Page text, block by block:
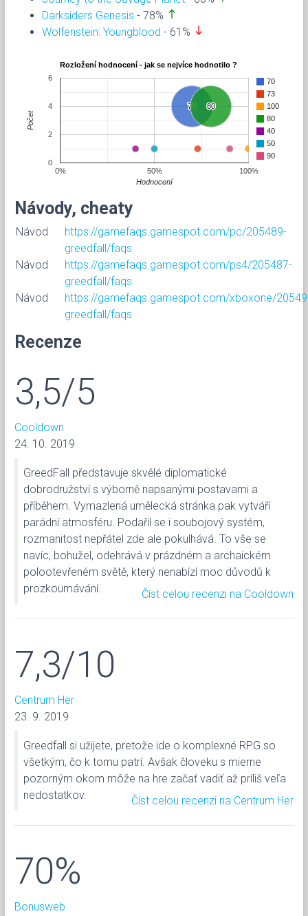
Darksiders Genesis - 78% north
Wolfenstein: Youngblood - 61% south
Rozložení hodnocení - jak se nejvíce hodnotilo ?
70
73
100
80
40
50
90
70
70 80
80
0% 50% 100%
0
2
4
6
Hodnocení
Počet
Návody, cheaty
Návod
https://gamefaqs.gamespot.com/pc/205489-
greedfall/faqs
Návod
https://gamefaqs.gamespot.com/ps4/205487-
greedfall/faqs
Návod
https://gamefaqs.gamespot.com/xboxone/
greedfall/faqs
Recenze
3,5/5
Cooldown
24. 10. 2019
GreedFall představuje skvělé diplomatické
dobrodružství s výborně napsanými postavami a
příběhem. Vymazlená umělecká stránka pak vytváří
parádní atmosféru. Podařil se i soubojový systém,
rozmanitost nepřátel zde ale pokulhává. To vše se
navíc, bohužel, odehrává v prázdném a archaickém
polootevřeném světě, který nenabízí moc důvodů k
prozkoumávání.
Číst celou recenzi na Cooldown
7,3/10
Centrum Her
23. 9. 2019
Greedfall si užijete, pretože ide o komplexné RPG so
všetkým, čo k tomu patrí. Avšak človeku s mierne
pozorným okom môže na hre začať vadiť až príliš veľa
nedostatkov.
Číst celou recenzi na Centrum Her
70%
Bonusweb